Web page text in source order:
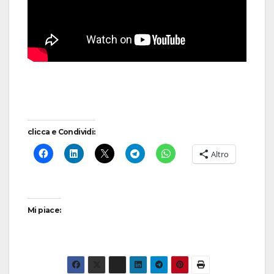
clicca e Condividi:
Altro
Mi piace: